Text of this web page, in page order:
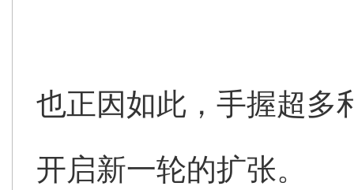
也正因如此，手握超多
开启新一轮的扩张。